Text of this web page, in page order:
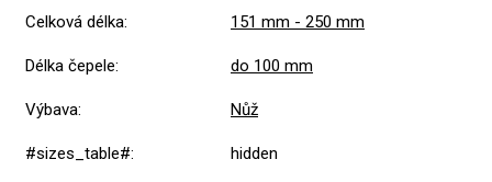
Celková délka: 151 mm - 250 mm
Délka čepele: do 100 mm
Výbava: Nůž
#sizes_table#: hidden